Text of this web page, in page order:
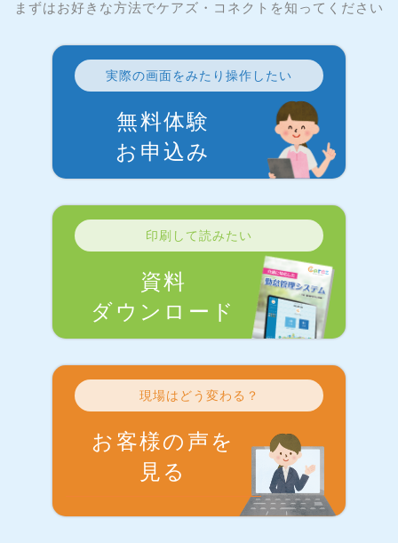
まずはお好きな方法でケアズ・コネクトを知ってください
実際の画面をみたり操作したい
無料体験
お申込み
印刷して読みたい
資料
ダウンロード
現場はどう変わる？
お客様の声を
見る